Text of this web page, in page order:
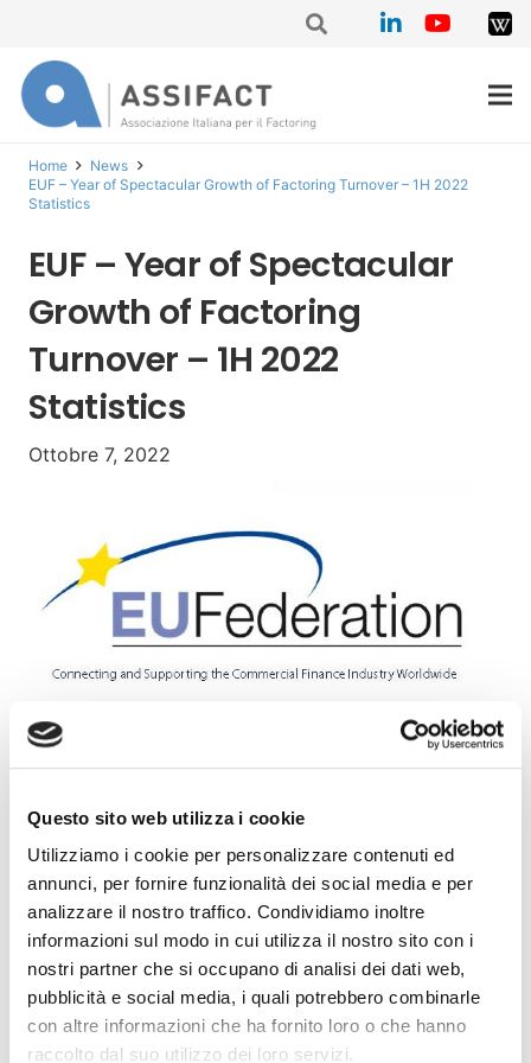
Questo sito web utilizza i cookie
Utilizziamo i cookie per personalizzare contenuti ed
annunci, per fornire funzionalità dei social media e per
analizzare il nostro traffico. Condividiamo inoltre
informazioni sul modo in cui utilizza il nostro sito con i
nostri partner che si occupano di analisi dei dati web,
pubblicità e social media, i quali potrebbero combinarle
con altre informazioni che ha fornito loro o che hanno
raccolto dal suo utilizzo dei loro servizi.
Home
News
EUF – Year of Spectacular Growth of Factoring Turnover – 1H 2022
Statistics
EUF – Year of Spectacular
Growth of Factoring
Turnover – 1H 2022
Statistics
Ottobre 7, 2022
factoring per il primo trimestre 2022, nel corso del
quale il turnover ha registrato una crescita superiore
al 20% rispetto allo stesso periodo dell’anno
precedente.
Per ulteriori informazioni:
https://euf.eu.com/
Articolo precedente Articolo successivo